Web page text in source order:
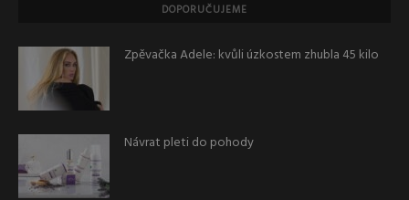
DOPORUČUJEME
Zpěvačka Adele: kvůli úzkostem zhubla 45 kilo
Návrat pleti do pohody